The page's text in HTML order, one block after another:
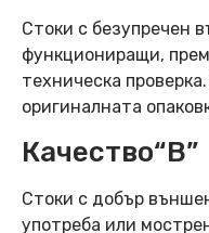
Стоки с безупречен
функциониращи,
техническа
оригиналната
Качество“B”
Стоки с добър
употреба или